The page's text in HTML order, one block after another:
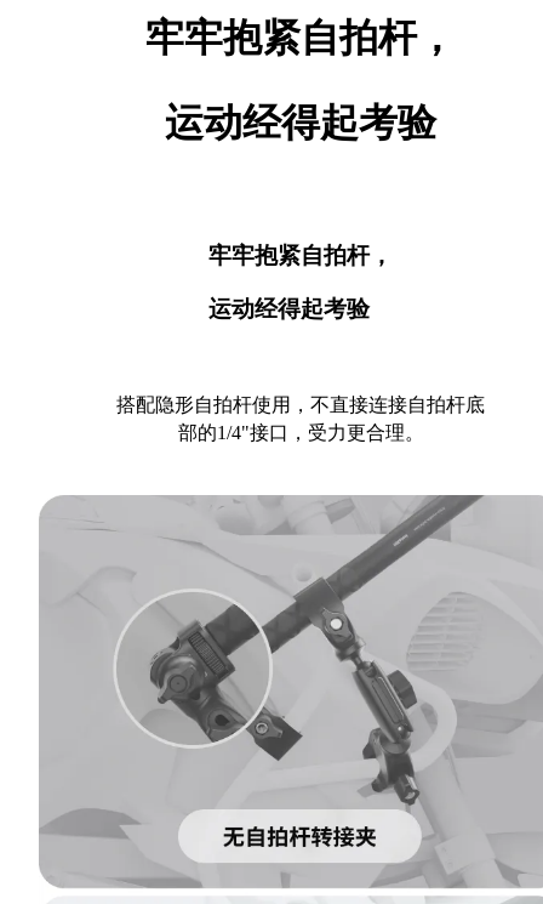
牢牢抱紧自拍杆，
运动经得起考验
牢牢抱紧自拍杆，
运动经得起考验
搭配隐形自拍杆使用，不直接连接自拍杆底
部的1/4"接口，受力更合理。